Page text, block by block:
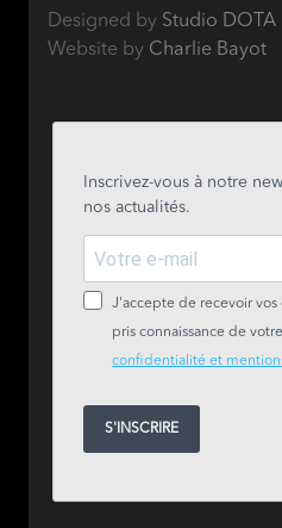
Designed by Studio DOTA
Website by Charlie Bayot
Inscrivez-vous à notre
nos actualités.
J'accepte de recevoir
pris connaissance de votre
confidentialité et
S'INSCRIRE